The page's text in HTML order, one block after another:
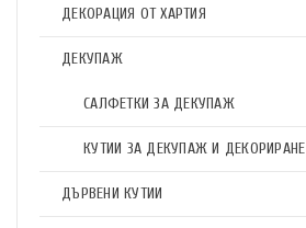
ДЕКОРАЦИЯ ОТ ХАРТИЯ
ДЕКУПАЖ
САЛФЕТКИ ЗА ДЕКУПАЖ
КУТИИ ЗА ДЕКУПАЖ И ДЕКОРИРАНЕ
ДЪРВЕНИ КУТИИ